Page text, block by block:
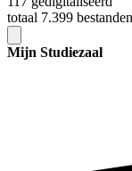
totaal 7.399 bestanden
Mijn Studiezaal